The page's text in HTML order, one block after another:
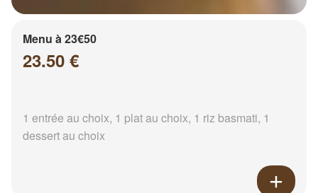
Menu à 23€50
23.50 €
1 entrée au choix, 1 plat au choix, 1 riz basmati, 1
dessert au choix